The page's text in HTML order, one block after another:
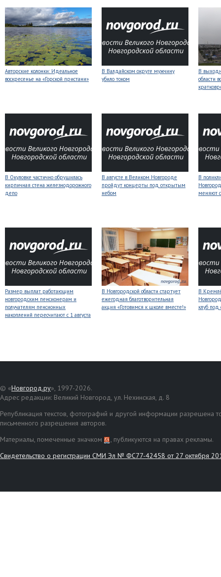
Авторские колонки: Идеальное
воскресенье на «Горской пристани»
В Валдайском округе мужчину
убило током
В
области
В Окуловке частично обрушилась
кирпичная стена железнодорожного
депо
В августе в Великом Новгороде
пройдут концерты под открытым
небом
В
меняют
Размер выплат работающим
новгородским пенсионерам и
получателям пенсионных
накоплений пересчитают с 1 августа
В Новгородской области стартует
ежегодная благотворительная
акция «Готовимся к школе вместе!»
В
клуб
© «Новгород.ру», 1997-2026.
Адрес редакции: Великий Новгород, ул. Нехинская, д. 8
Републикация текстов, фотографий и другой информации разрешена
письменного разрешения авторов.
Материалы, помеченные значком
, публикуются на правах рекламы.
Свидетельство о регистрации СМИ Эл № ФС77-42458 от 27 октября